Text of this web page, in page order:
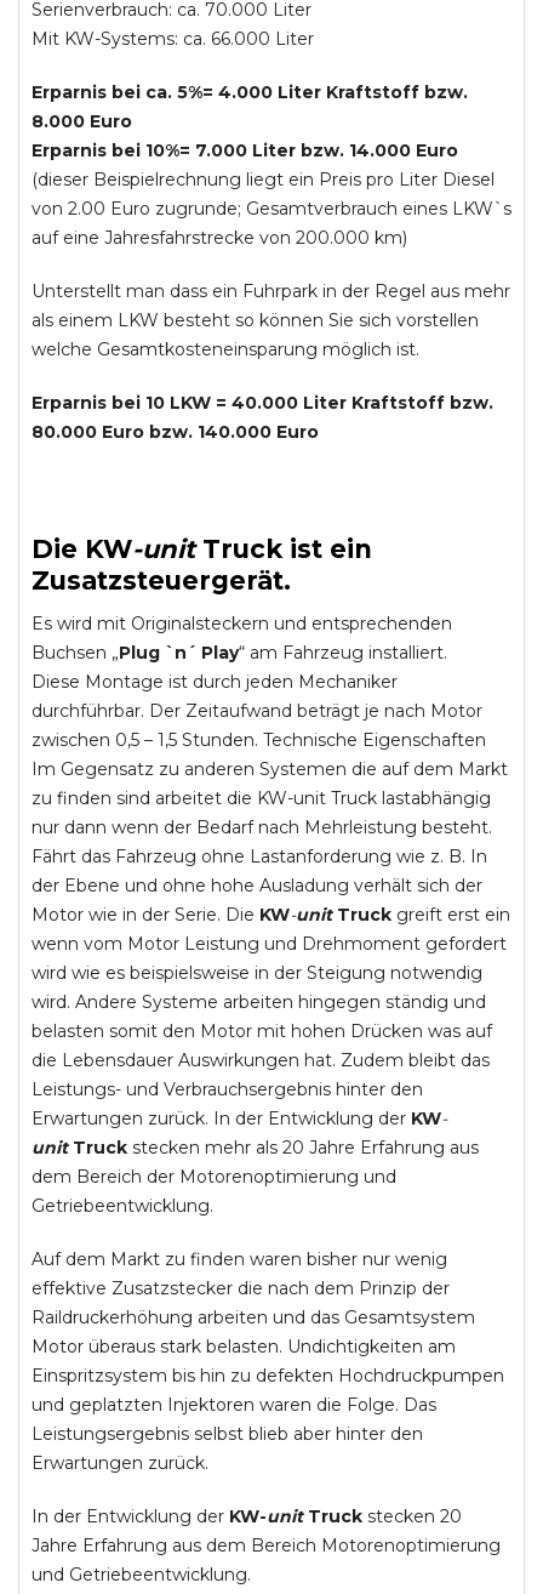
Serienverbrauch: ca. 70.000 Liter
Mit KW-Systems: ca. 66.000 Liter
Erparnis bei ca. 5%= 4.000 Liter Kraftstoff bzw.
8.000 Euro
Erparnis bei 10%= 7.000 Liter bzw. 14.000 Euro
(dieser Beispielrechnung liegt ein Preis pro Liter Diesel
von 2.00 Euro zugrunde; Gesamtverbrauch eines LKW`s
auf eine Jahresfahrstrecke von 200.000 km)
Unterstellt man dass ein Fuhrpark in der Regel aus mehr
als einem LKW besteht so können Sie sich vorstellen
welche Gesamtkosteneinsparung möglich ist.
Erparnis bei 10 LKW = 40.000 Liter Kraftstoff bzw.
80.000 Euro bzw. 140.000 Euro
Die KW-unit Truckist ein
Zusatzsteuergerät.
Es wird mit Originalsteckern und entsprechenden
Buchsen „Plug `n´ Play“ am Fahrzeug installiert.
Diese Montage ist durch jeden Mechaniker
durchführbar. Der Zeitaufwand beträgt je nach Motor
zwischen 0,5 – 1,5 Stunden. Technische Eigenschaften
Im Gegensatz zu anderen Systemen die auf dem Markt
zu finden sind arbeitet die KW-unit Truck lastabhängig
nur dann wenn der Bedarf nach Mehrleistung besteht.
Fährt das Fahrzeug ohne Lastanforderung wie z. B. In
der Ebene und ohne hohe Ausladung verhält sich der
Motor wie in der Serie. Die KW-unit Truck greift erst ein
wenn vom Motor Leistung und Drehmoment gefordert
wird wie es beispielsweise in der Steigung notwendig
wird. Andere Systeme arbeiten hingegen ständig und
belasten somit den Motor mit hohen Drücken was auf
die Lebensdauer Auswirkungen hat. Zudem bleibt das
Leistungs- und Verbrauchsergebnis hinter den
Erwartungen zurück. In der Entwicklung der KW-
unit Truck stecken mehr als 20 Jahre Erfahrung aus
dem Bereich der Motorenoptimierung und
Getriebeentwicklung.
Auf dem Markt zu finden waren bisher nur wenig
effektive Zusatzstecker die nach dem Prinzip der
Raildruckerhöhung arbeiten und das Gesamtsystem
Motor überaus stark belasten. Undichtigkeiten am
Einspritzsystem bis hin zu defekten Hochdruckpumpen
und geplatzten Injektoren waren die Folge. Das
Leistungsergebnis selbst blieb aber hinter den
Erwartungen zurück.
In der Entwicklung der KW-unitTruck stecken 20
Jahre Erfahrung aus dem Bereich Motorenoptimierung
und Getriebeentwicklung.